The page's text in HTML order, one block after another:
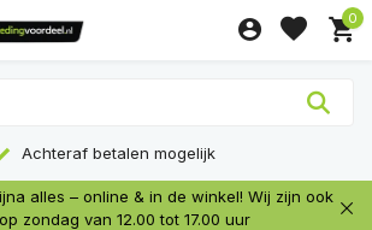
0
Achteraf betalen mogelijk
alles – online & in de winkel! Wij zijn ook
zondag van 12.00 tot 17.00 uur